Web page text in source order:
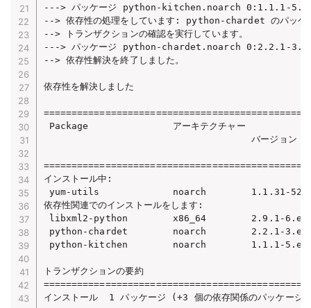
---> パッケージ python-kitchen.noarch 0:1.1.1-5.el7
--> 依存性の処理をしています: python-chardet のパ
--> トランザクションの確認を実行しています。
---> パッケージ python-chardet.noarch 0:2.2.1-
--> 依存性解決を終了しました。
依存性を解決しました
Package               アーキテクチャー
バージョン
インストール中:
yum-utils             noarch        1.1.31-
依存性関連でのインストールをします:
libxml2-python        x86_64        2.9.1-
python-chardet        noarch        2.2.1-
python-kitchen        noarch        1.1.1-
トランザクションの要約
インストール  1 パッケージ (+3 個の依存関係のパッケージ)